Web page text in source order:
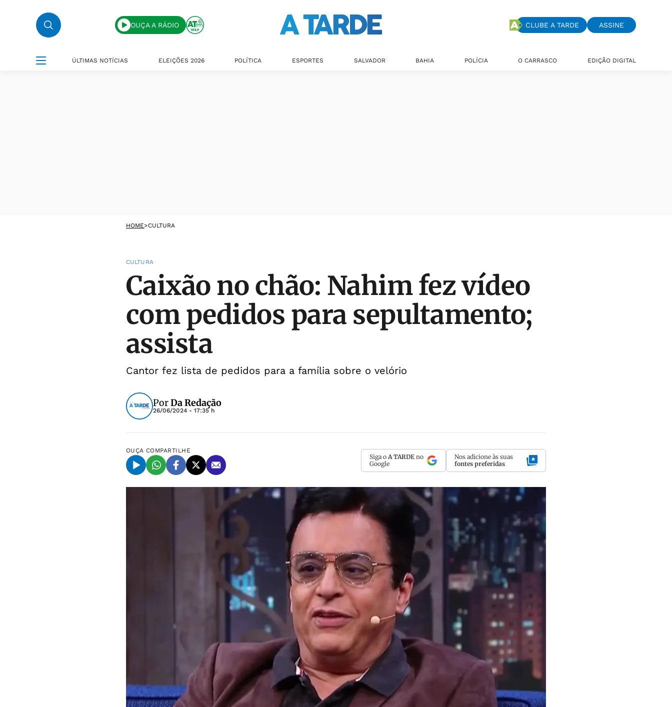
OUÇA A RÁDIO CLUBE A TARDE ASSINE
ÚLTIMAS NOTÍCIAS ELEIÇÕES 2026 POLÍTICA ESPORTES SALVADOR BAHIA POLÍCIA O CARRASCO EDIÇÃO DIGITAL
HOME>CULTURA
CULTURA
Caixão no chão: Nahim fez vídeo
com pedidos para sepultamento;
assista
Cantor fez lista de pedidos para a família sobre o velório
PorDa Redação
26/06/2024 - 17:35 h
OUÇA COMPARTILHE
Siga o A TARDE no
Google
Nos adicione às suas
fontes preferidas